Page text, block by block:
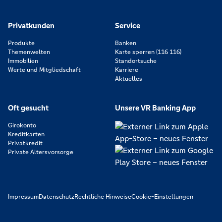
Privatkunden
Produkte
Themenwelten
Immobilien
Werte und Mitgliedschaft
Service
Banken
Karte sperren (116 116)
Standortsuche
Karriere
Aktuelles
Oft gesucht
Girokonto
Kreditkarten
Privatkredit
Private Altersvorsorge
Unsere VR Banking App
ImpressumDatenschutzRechtliche HinweiseCookie-Einstellungen